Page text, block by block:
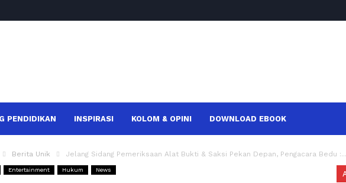
PENDIDIKAN INSPIRASI KOLOM & OPINI DOWNLOAD EBOOK
Berita Unik Jelang Sidang Pemeriksaan Alat Bukti & Saksi Pekan Depan, Pengacara Bedu :...
Entertainment Hukum News